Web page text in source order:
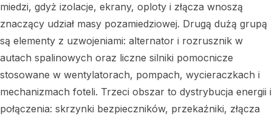
miedzi, gdyż izolacje, ekrany, oploty i złącza wnoszą
znaczący udział masy pozamiedziowej. Drugą dużą grupą
są elementy z uzwojeniami: alternator i rozrusznik w
autach spalinowych oraz liczne silniki pomocnicze
stosowane w wentylatorach, pompach, wycieraczkach i
mechanizmach foteli. Trzeci obszar to dystrybucja energii i
połączenia: skrzynki bezpieczników, przekaźniki, złącza